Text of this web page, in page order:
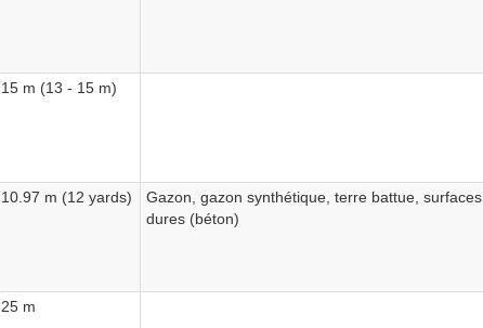
15 m (13 - 15 m)
10.97 m (12 yards)
Gazon, gazon synthétique, terre battue, surfaces
dures (béton)
25 m